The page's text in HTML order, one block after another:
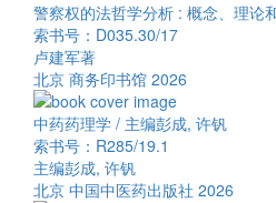
警察权的法哲学分析 : 概念、理论
索书号：D035.30/17
卢建军著
北京 商务印书馆 2026
中药药理学 / 主编彭成, 许钒
索书号：R285/19.1
主编彭成, 许钒
北京 中国中医药出版社 2026